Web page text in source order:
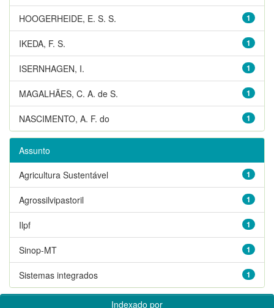
1
HOOGERHEIDE, E. S. S.
1
IKEDA, F. S.
1
ISERNHAGEN, I.
1
MAGALHÃES, C. A. de S.
1
NASCIMENTO, A. F. do
Assunto
1
Agricultura Sustentável
1
Agrossilvipastoril
1
Ilpf
1
Sinop-MT
1
Sistemas integrados
Indexado por